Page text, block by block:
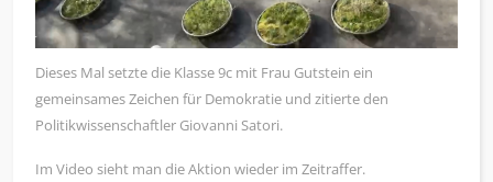
Dieses Mal setzte die Klasse 9c mit Frau Gutstein ein
gemeinsames Zeichen für Demokratie und zitierte den
Politikwissenschaftler Giovanni Satori.
Im Video sieht man die Aktion wieder im Zeitraffer.